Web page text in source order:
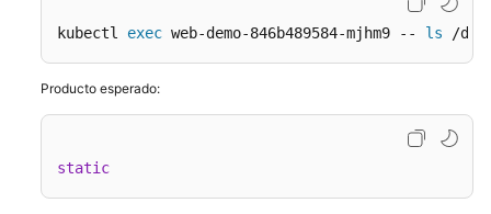
kubectl exec web-demo-846b489584-mjhm9 -- ls /
Producto esperado:
static